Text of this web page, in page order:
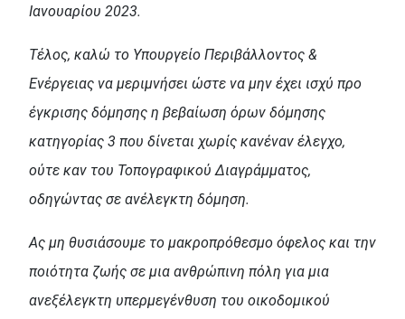
Ιανουαρίου 2023.
Τέλος, καλώ το Υπουργείο Περιβάλλοντος &
Ενέργειας να μεριμνήσει ώστε να μην έχει ισχύ προ
έγκρισης δόμησης η βεβαίωση όρων δόμησης
κατηγορίας 3 που δίνεται χωρίς κανέναν έλεγχο,
ούτε καν του Τοπογραφικού Διαγράμματος,
οδηγώντας σε ανέλεγκτη δόμηση.
Ας μη θυσιάσουμε το μακροπρόθεσμο όφελος και την
ποιότητα ζωής σε μια ανθρώπινη πόλη για μια
ανεξέλεγκτη υπερμεγένθυση του οικοδομικού